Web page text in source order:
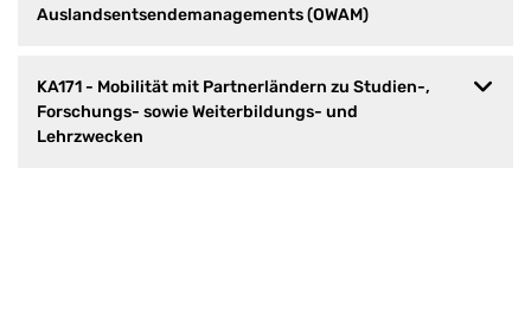
Auslandsentsendemanagements (OWAM)
KA171 - Mobilität mit Partnerländern zu Studien-,
Forschungs- sowie Weiterbildungs- und
Lehrzwecken